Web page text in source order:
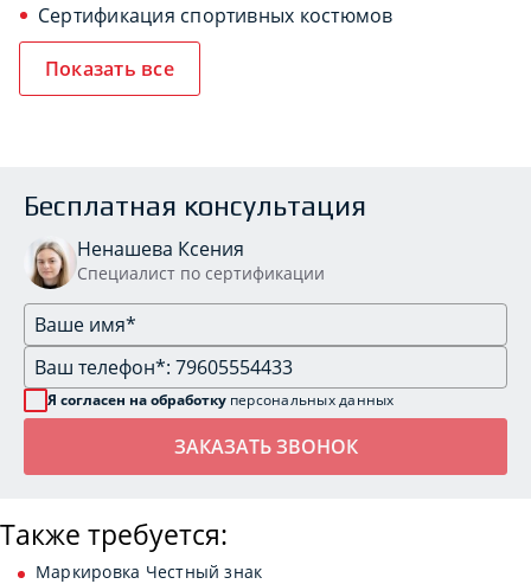
Сертификация спортивных костюмов
Показать все
Бесплатная консультация
Ненашева Ксения
Специалист по сертификации
Я согласен на обработку персональных данных
Также требуется:
Маркировка Честный знак